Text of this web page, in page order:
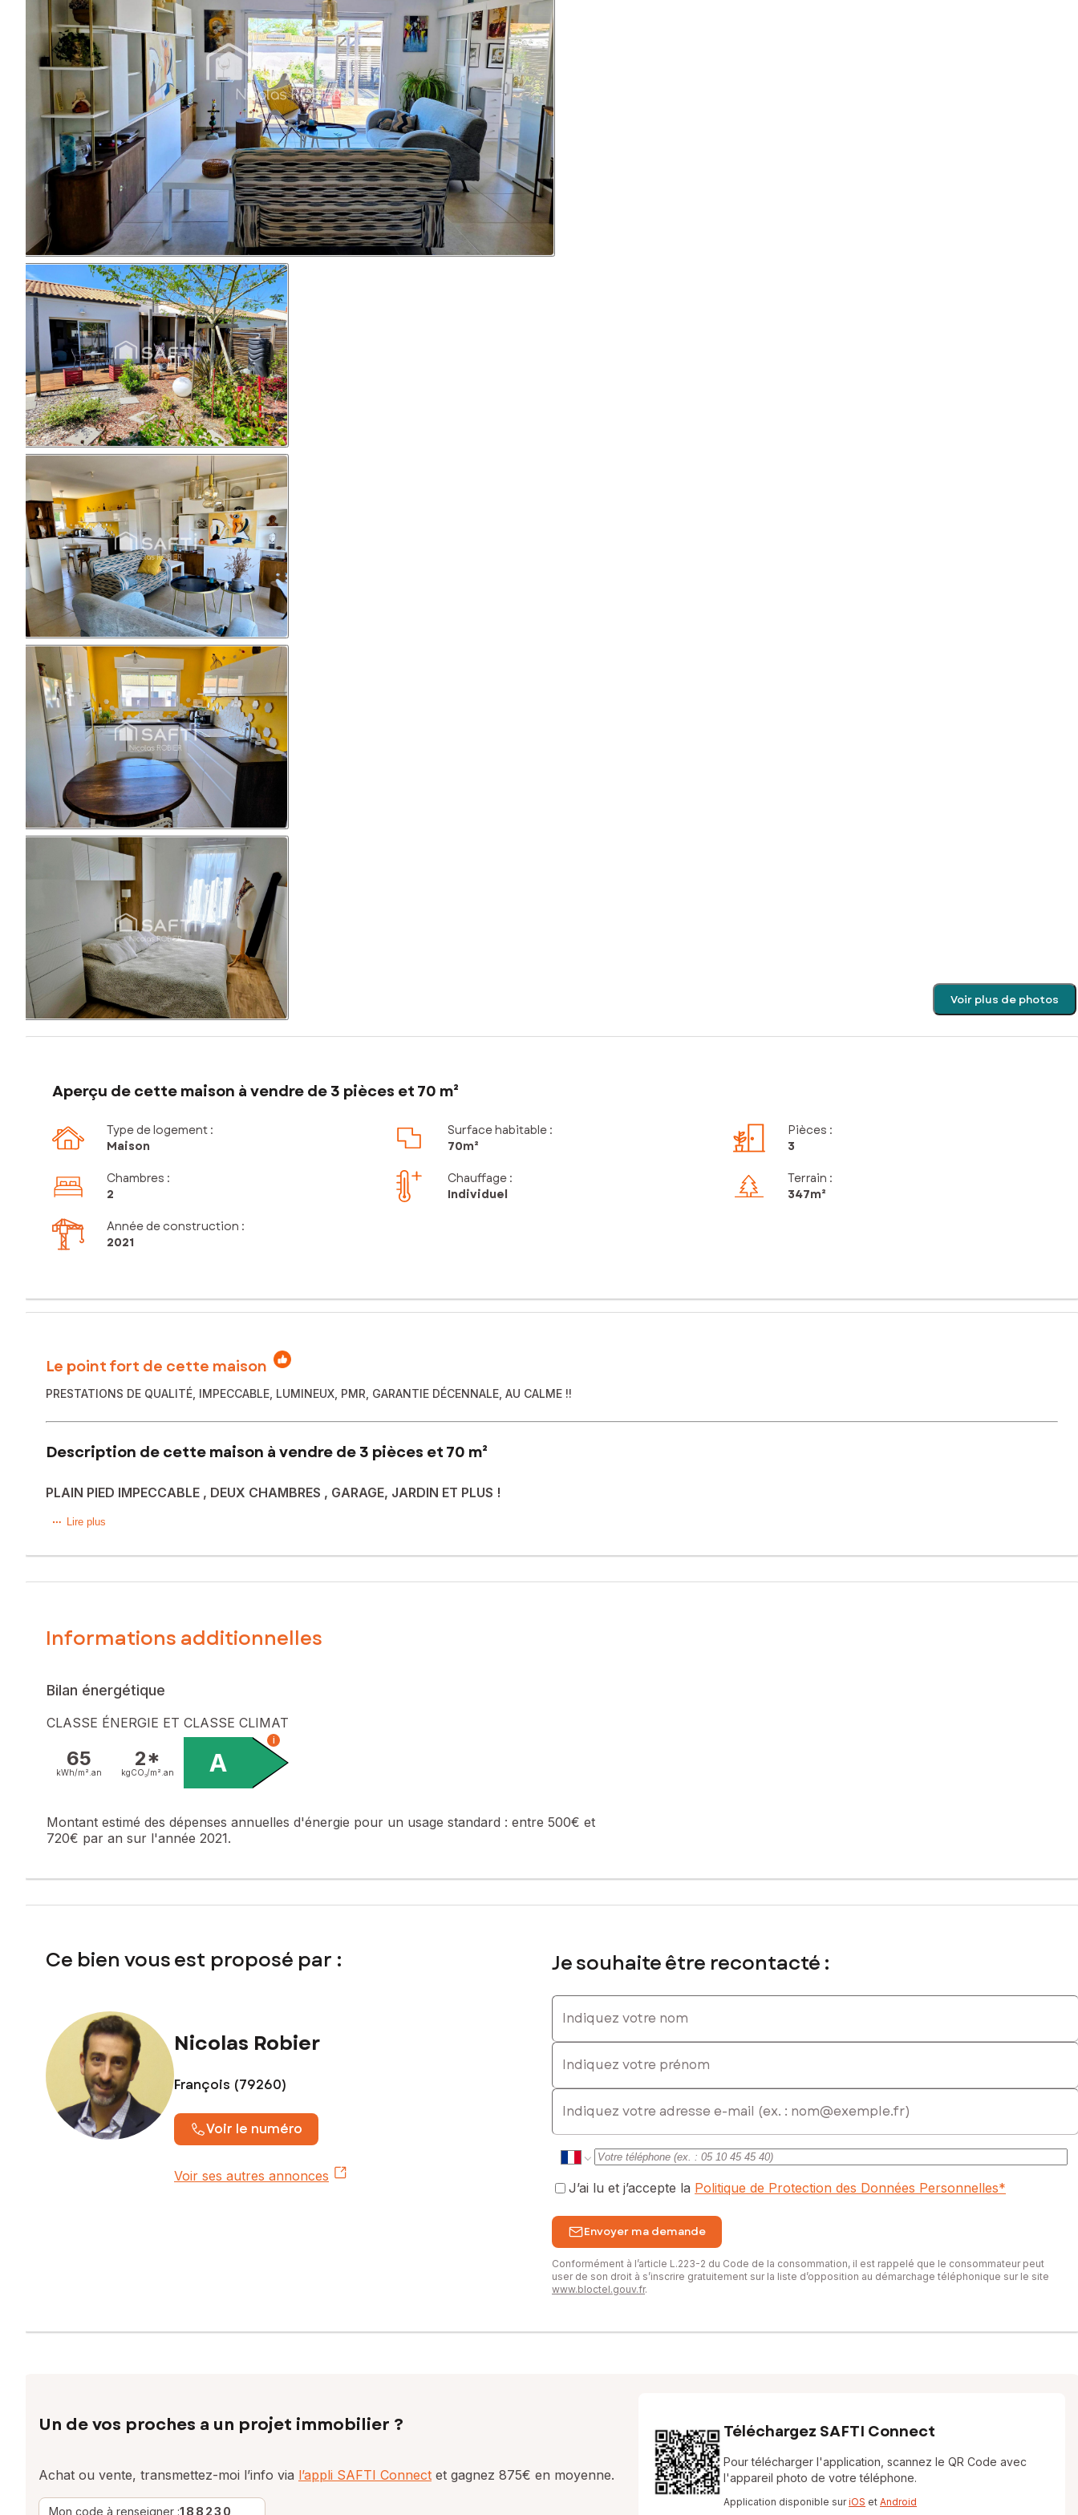
Voir plus de photos
Aperçu de cette maison à vendre de 3 pièces et 70 m²
Type de logement :
Maison
Surface habitable :
70m²
Pièces :
3
Chambres :
2
Chauffage :
Individuel
Terrain :
347m²
Année de construction :
2021
Le point fort de cette maison
PRESTATIONS DE QUALITÉ, IMPECCABLE, LUMINEUX, PMR, GARANTIE DÉCENNALE, AU CALME !!
Description de cette maison à vendre de 3 pièces et 70 m²
PLAIN PIED IMPECCABLE , DEUX CHAMBRES , GARAGE, JARDIN ET PLUS !
Venez découvrir à La Crèche, ce magnifique pavillon de plain pied, ou vous n'aurez qu'à poser vos valises, d'environ 70m2, construit en 2021 sur une parcelle de près de 350m2,
jardin paysagé et arboré.
N'attendez pas, contactez-moi et allons la visiter ensemble!
Les informations sur les risques auxquels ce bien est exposé sont disponibles sur le site Géorisques : www.georisques.gouv.fr
Honoraires charge vendeur
Lire plus
Informations additionnelles
Bilan énergétique
CLASSE ÉNERGIE ET CLASSE CLIMAT
65
kWh/m². an
2*
kgCO₂/m². an A
i
Montant estimé des dépenses annuelles d'énergie pour un usage standard : entre 500€ et
720€ par an sur l'année 2021.
Ce bien vous est proposé par :
Nicolas Robier
François (79260)
Voir le numéro
Voir ses autres annonces
Je souhaite être recontacté :
Indiquez votre nom
Indiquez votre prénom
E-mail
J’ai lu et j’accepte la Politique de Protection des Données Personnelles*
Envoyer ma demande
Conformément à l’article L.223-2 du Code de la consommation, il est rappelé que le consommateur peut
user de son droit à s’inscrire gratuitement sur la liste d’opposition au démarchage téléphonique sur le site
www.bloctel.gouv.fr.
Un de vos proches a un projet immobilier ?
Achat ou vente, transmettez-moi l’info via l’appli SAFTI Connect et gagnez 875€ en moyenne.
Mon code à renseigner :188230
Téléchargez SAFTI Connect
Pour télécharger l'application, scannez le QR Code avec
l'appareil photo de votre téléphone.
Application disponible suriOS et Android